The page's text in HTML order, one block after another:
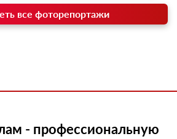
все фоторепортажи
- профессиональную